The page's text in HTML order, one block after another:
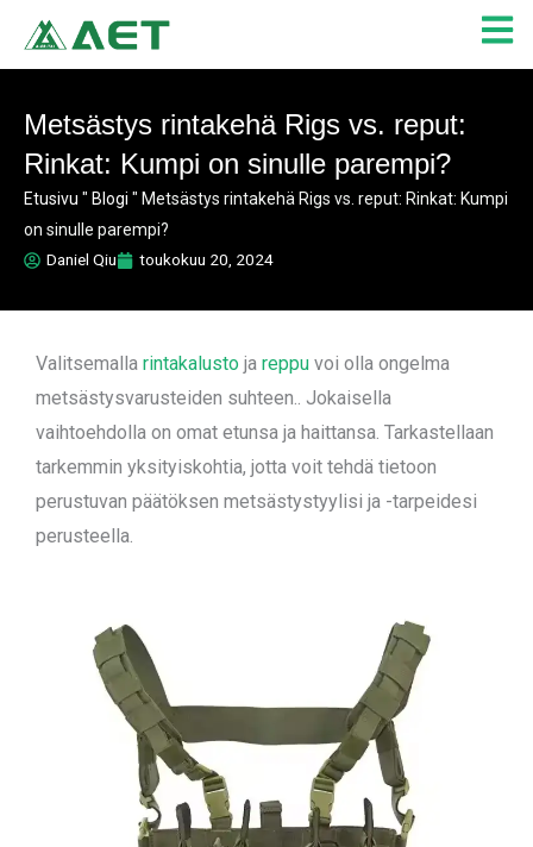
sisältöön
Metsästys rintakehä Rigs vs. reput:
Rinkat: Kumpi on sinulle parempi?
Etusivu " Blogi " Metsästys rintakehä Rigs vs. reput: Rinkat: Kumpi
on sinulle parempi?
Daniel Qiu
toukokuu 20, 2024
Valitsemalla rintakalusto ja reppu voi olla ongelma
metsästysvarusteiden suhteen.. Jokaisella
vaihtoehdolla on omat etunsa ja haittansa. Tarkastellaan
tarkemmin yksityiskohtia, jotta voit tehdä tietoon
perustuvan päätöksen metsästystyylisi ja -tarpeidesi
perusteella.